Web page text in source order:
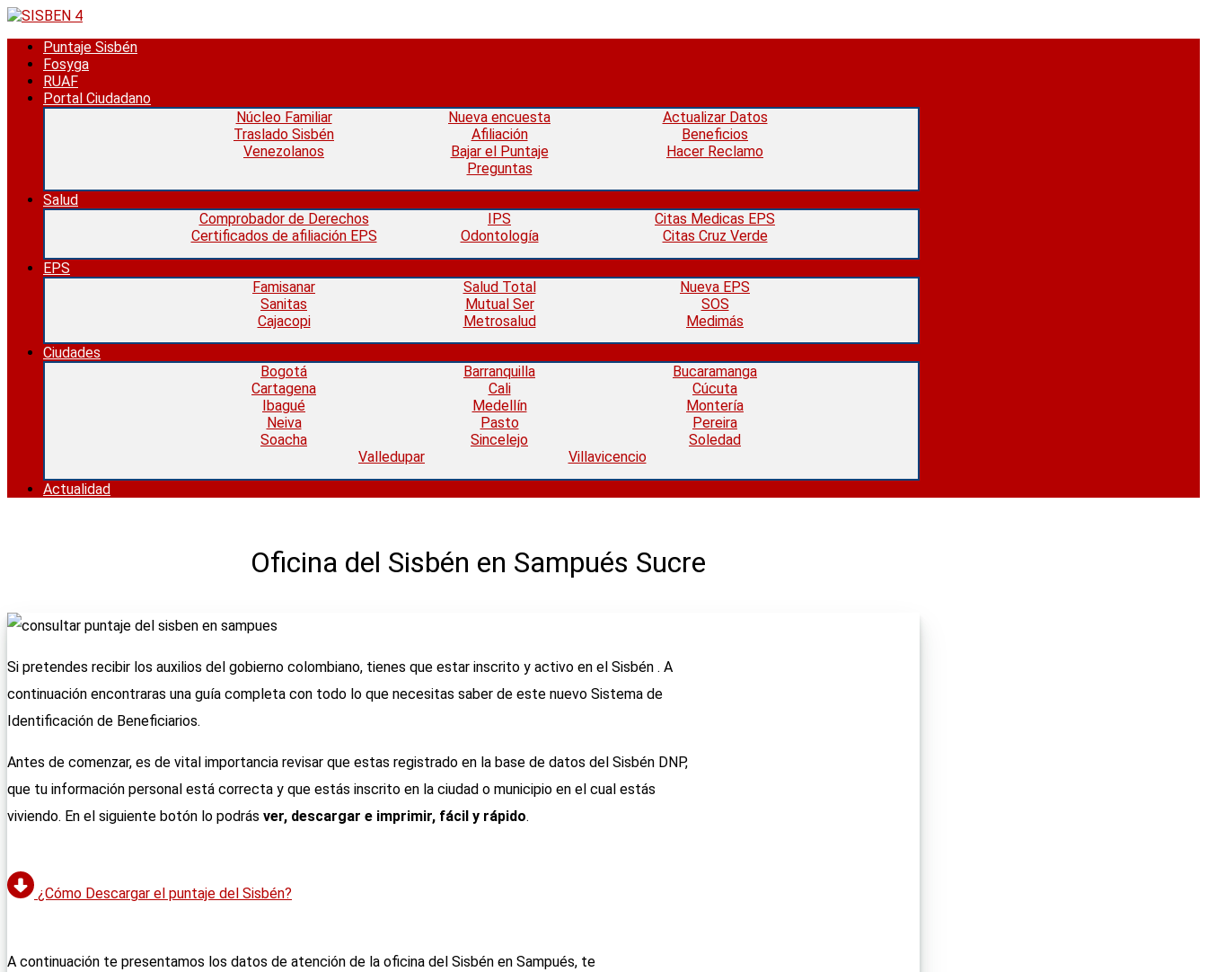
Saltar
contenidoPuntaje Sisbén
Fosyga
RUAF
Portal Ciudadano
Núcleo Familiar
Nueva encuesta
Actualizar Datos
Traslado Sisbén
Afiliación
Beneficios
Venezolanos
Bajar el Puntaje
Hacer Reclamo
Preguntas
Salud
Comprobador de Derechos
IPS
Citas Medicas EPS
Certificados de afiliación EPS
Odontología
Citas Cruz Verde
EPS
Famisanar
Salud Total
Nueva EPS
Sanitas
Mutual Ser
SOS
Cajacopi
Metrosalud
Medimás
Ciudades
Bogotá
Barranquilla
Bucaramanga
Cartagena
Cali
Cúcuta
Ibagué
Medellín
Montería
Neiva
Pasto
Pereira
Soacha
Sincelejo
Soledad
Valledupar
Villavicencio
Actualidad
Oficina del Sisbén en Sampués Sucre
Si pretendes recibir los auxilios del gobierno colombiano, tienes que estar inscrito y activo en el Sisbén . A
continuación encontraras una guía completa con todo lo que necesitas saber de este nuevo Sistema de
Identificación de Beneficiarios.
Antes de comenzar, es de vital importancia revisar que estas registrado en la base de datos del Sisbén DNP,
que tu información personal está correcta y que estás inscrito en la ciudad o municipio en el cual estás
viviendo. En el siguiente botón lo podrás ver, descargar e imprimir, fácil y rápido.
¿Cómo Descargar el puntaje del Sisbén?
A continuación te presentamos los datos de atención de la oficina del Sisbén en Sampués, te